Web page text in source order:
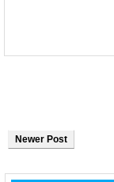
Newer Post